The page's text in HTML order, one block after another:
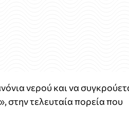
νερού και να
στην τελευταία πορεία που